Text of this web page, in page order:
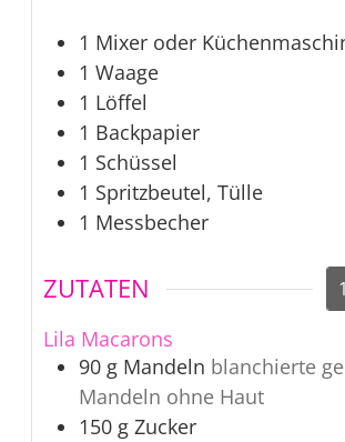
1 Mixer oder
1 Waage
1 Löffel
1 Backpapier
1 Schüssel
1 Spritzbeutel, Tülle
1 Messbecher
ZUTATEN
Lila Macarons
90 g Mandeln blanchierte
Mandeln ohne Haut
150 g Zucker